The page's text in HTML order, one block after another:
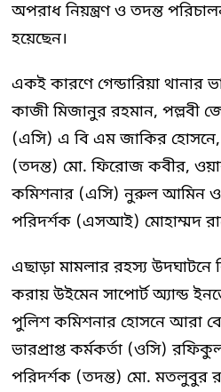
অপরাধ নিয়ন্ত্রণ ও তদন্ত
হয়েছেন।
একই কারণে গেন্ডারিয়া থানার
কাজী মিজানুর রহমান, পল্লবী
(এসি) এ বি এম জাকির
(তদন্ত) মো. ফিরোজ কবীর,
কমিশনার (এসি) নুরুল আমিন ও
পরিদর্শক (এসআই) মোহাম্মদ
এছাড়া মামলার রহস্য উদঘাটনে
করায় উইমেন সাপোর্ট অ্যান্ড
পুলিশ কমিশনার হোসনে আরা
ভারপ্রাপ্ত কর্মকর্তা (ওসি)
পরিদর্শক (তদন্ত) মো. মতলুবুর